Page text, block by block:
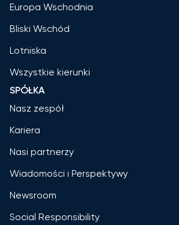
Europa Wschodnia
Bliski Wschód
Lotniska
Wszystkie kierunki
SPÓŁKA
Nasz zespół
Kariera
Nasi partnerzy
Wiadomości i Perspektywy
Newsroom
Social Responsibility